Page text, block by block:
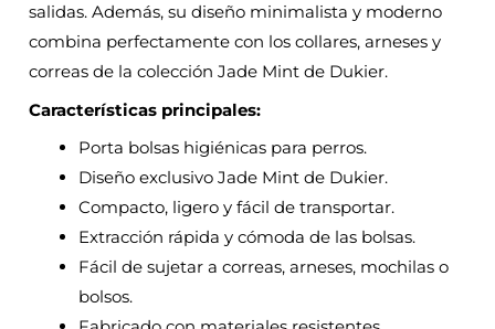
salidas. Además, su diseño minimalista y moderno
combina perfectamente con los collares, arneses y
correas de la colección Jade Mint de Dukier.
Características principales:
Porta bolsas higiénicas para perros.
Diseño exclusivo Jade Mint de Dukier.
Compacto, ligero y fácil de transportar.
Extracción rápida y cómoda de las bolsas.
Fácil de sujetar a correas, arneses, mochilas o
bolsos.